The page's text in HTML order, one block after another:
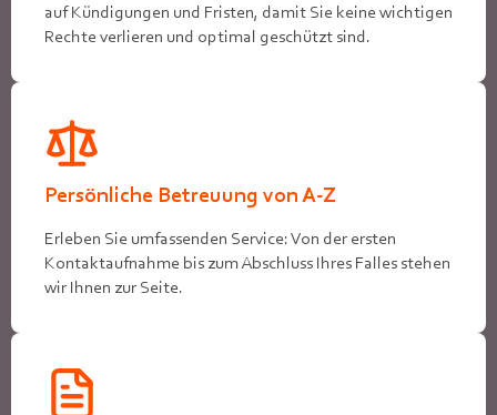
auf Kündigungen und Fristen, damit Sie keine wichtigen
Rechte verlieren und optimal geschützt sind.
Persönliche Betreuung von A-Z
Erleben Sie umfassenden Service: Von der ersten
Kontaktaufnahme bis zum Abschluss Ihres Falles stehen
wir Ihnen zur Seite.